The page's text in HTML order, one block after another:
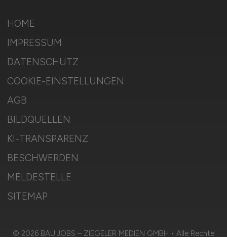
HOME
IMPRESSUM
DATENSCHUTZ
COOKIE-EINSTELLUNGEN
AGB
BILDQUELLEN
KI-TRANSPARENZ
BESCHWERDEN
MELDESTELLE
SITEMAP
© 2026 BAU.JOBS – ZIEGELER MEDIEN GMBH • Alle Rechte